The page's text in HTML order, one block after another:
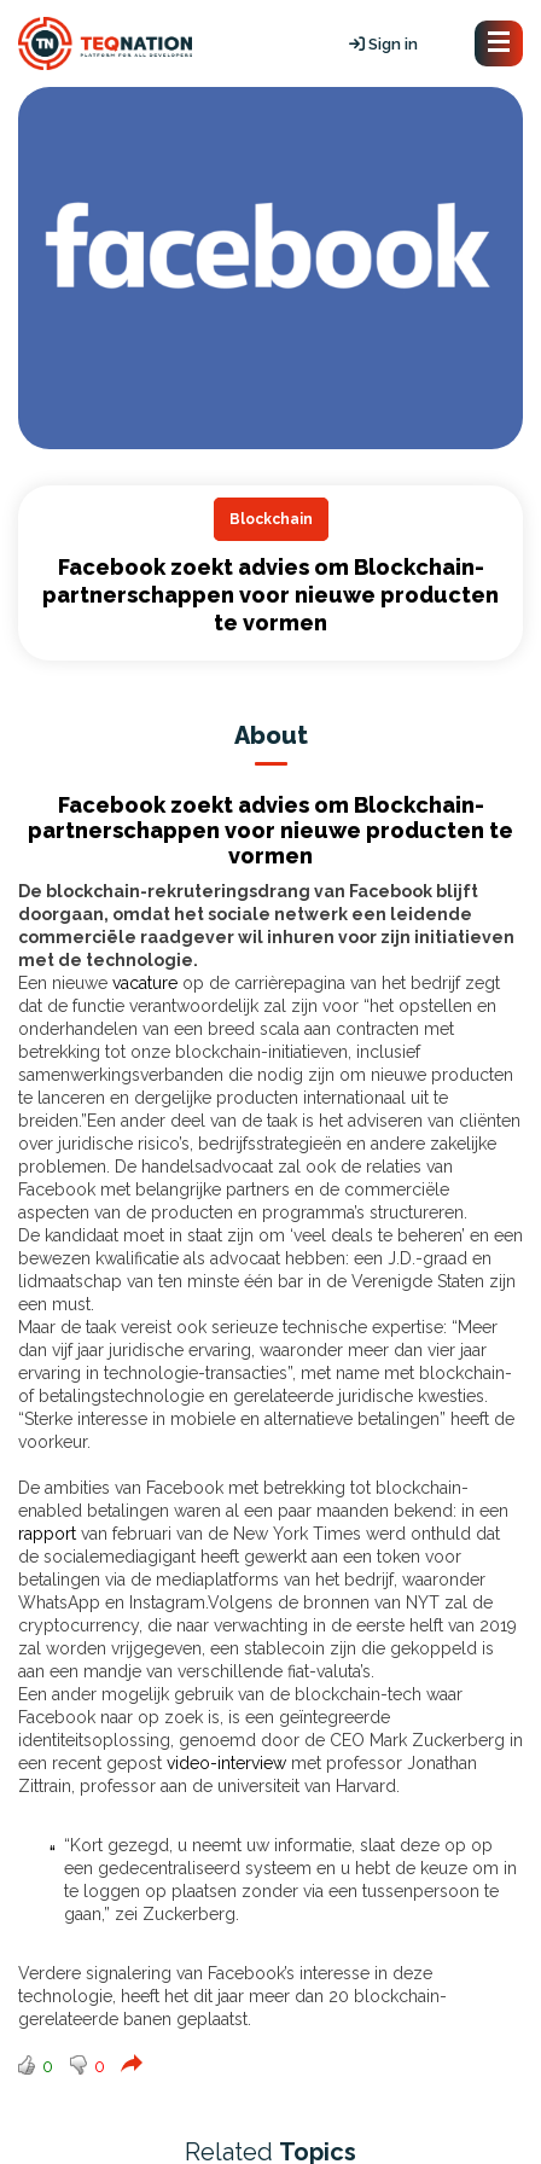
Sign in
Blockchain
Facebook zoekt advies om Blockchain-
partnerschappen voor nieuwe producten
te vormen
About
Facebook zoekt advies om Blockchain-
partnerschappen voor nieuwe producten te
vormen
De blockchain-rekruteringsdrang van Facebook blijft
doorgaan, omdat het sociale netwerk een leidende
commerciële raadgever wil inhuren voor zijn initiatieven
met de technologie.
Een nieuwe vacature op de carrièrepagina van het bedrijf zegt
dat de functie verantwoordelijk zal zijn voor “het opstellen en
onderhandelen van een breed scala aan contracten met
betrekking tot onze blockchain-initiatieven, inclusief
samenwerkingsverbanden die nodig zijn om nieuwe producten
te lanceren en dergelijke producten internationaal uit te
breiden.”Een ander deel van de taak is het adviseren van cliënten
over juridische risico’s, bedrijfsstrategieën en andere zakelijke
problemen. De handelsadvocaat zal ook de relaties van
Facebook met belangrijke partners en de commerciële
aspecten van de producten en programma’s structureren.
De kandidaat moet in staat zijn om ‘veel deals te beheren’ en een
bewezen kwalificatie als advocaat hebben: een J.D.-graad en
lidmaatschap van ten minste één bar in de Verenigde Staten zijn
een must.
Maar de taak vereist ook serieuze technische expertise: “Meer
dan vijf jaar juridische ervaring, waaronder meer dan vier jaar
ervaring in technologie-transacties”, met name met blockchain-
of betalingstechnologie en gerelateerde juridische kwesties.
“Sterke interesse in mobiele en alternatieve betalingen” heeft de
voorkeur.
De ambities van Facebook met betrekking tot blockchain-
enabled betalingen waren al een paar maanden bekend: in een
rapport van februari van de New York Times werd onthuld dat
de socialemediagigant heeft gewerkt aan een token voor
betalingen via de mediaplatforms van het bedrijf, waaronder
WhatsApp en Instagram.Volgens de bronnen van NYT zal de
cryptocurrency, die naar verwachting in de eerste helft van 2019
zal worden vrijgegeven, een stablecoin zijn die gekoppeld is
aan een mandje van verschillende fiat-valuta’s.
Een ander mogelijk gebruik van de blockchain-tech waar
Facebook naar op zoek is, is een geïntegreerde
identiteitsoplossing, genoemd door de CEO Mark Zuckerberg in
een recent gepost video-interview met professor Jonathan
Zittrain, professor aan de universiteit van Harvard.
“Kort gezegd, u neemt uw informatie, slaat deze op op
een gedecentraliseerd systeem en u hebt de keuze om in
te loggen op plaatsen zonder via een tussenpersoon te
gaan,” zei Zuckerberg.
Verdere signalering van Facebook’s interesse in deze
technologie, heeft het dit jaar meer dan 20 blockchain-
gerelateerde banen geplaatst.
0 0
Related Topics